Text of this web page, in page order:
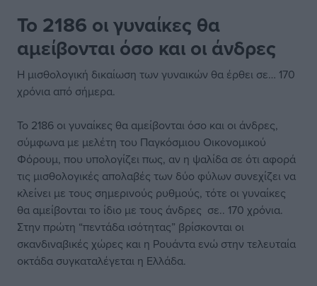
Το 2186 οι γυναίκες θα
αμείβονται όσο και οι άνδρες
Η μισθολογική δικαίωση των γυναικών θα έρθει σε… 170
χρόνια από σήμερα.
Το 2186 οι γυναίκες θα αμείβονται όσο και οι άνδρες,
σύμφωνα με μελέτη του Παγκόσμιου Οικονομικού
Φόρουμ, που υπολογίζει πως, αν η ψαλίδα σε ότι αφορά
τις μισθολογικές απολαβές των δύο φύλων συνεχίζει να
κλείνει με τους σημερινούς ρυθμούς, τότε οι γυναίκες
θα αμείβονται το ίδιο με τους άνδρες σε.. 170 χρόνια.
Στην πρώτη “πεντάδα ισότητας” βρίσκονται οι
σκανδιναβικές χώρες και η Ρουάντα ενώ στην τελευταία
οκτάδα συγκαταλέγεται η Ελλάδα.